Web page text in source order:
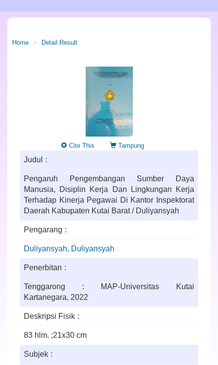
Home Detail Result
Cite This Tampung
Judul
Pengaruh Pengembangan Sumber Daya
Manusia, Disiplin Kerja Dan Lingkungan Kerja
Terhadap Kinerja Pegawai Di Kantor Inspektorat
Daerah Kabupaten Kutai Barat / Duliyansyah
Pengarang
Duliyansyah, Duliyansyah
Penerbitan
Tenggarong : MAP-Universitas Kutai
Kartanegara, 2022
Deskripsi Fisik
83 hlm. ;21x30 cm
Subjek